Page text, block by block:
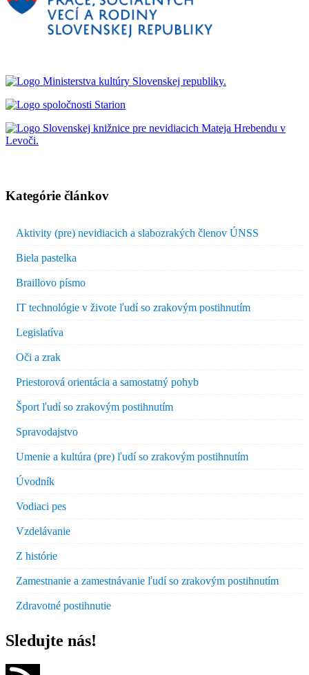
Kategórie článkov
Aktivity (pre) nevidiacich a slabozrakých členov ÚNSS
Biela pastelka
Braillovo písmo
IT technológie v živote ľudí so zrakovým postihnutím
Legislatíva
Oči a zrak
Priestorová orientácia a samostatný pohyb
Šport ľudí so zrakovým postihnutím
Spravodajstvo
Umenie a kultúra (pre) ľudí so zrakovým postihnutím
Úvodník
Vodiaci pes
Vzdelávanie
Z histórie
Zamestnanie a zamestnávanie ľudí so zrakovým postihnutím
Zdravotné postihnutie
Sledujte nás!